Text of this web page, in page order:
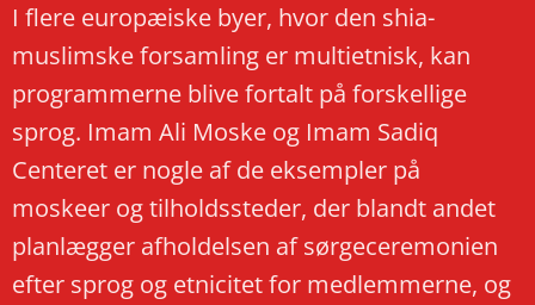
I flere europæiske byer, hvor den shia-
muslimske forsamling er multietnisk, kan
programmerne blive fortalt på forskellige
sprog. Imam Ali Moske og Imam Sadiq
Centeret er nogle af de eksempler på
moskeer og tilholdssteder, der blandt andet
planlægger afholdelsen af sørgeceremonien
efter sprog og etnicitet for medlemmerne, og